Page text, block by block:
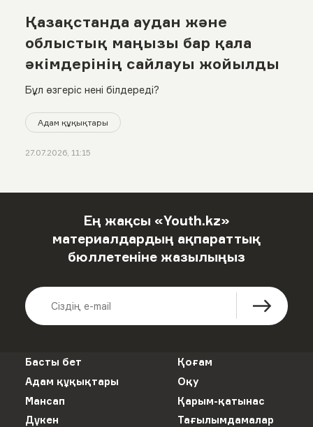
Қазақстанда аудан және
облыстық маңызы бар қала
әкімдерінің сайлауы жойылды
Бұл өзгеріс нені білдереді?
Адам құқықтары
27.07.2026, 11:15
Ең жақсы «Youth.kz»
материалдардың ақпараттық
бюллетеніне жазылыңыз
Басты бет
Қоғам
Адам құқықтары
Оқу
Мансап
Қарым-қатынас
Дүкен
Тағылымдамалар